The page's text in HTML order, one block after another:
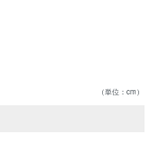
（単位：cm）